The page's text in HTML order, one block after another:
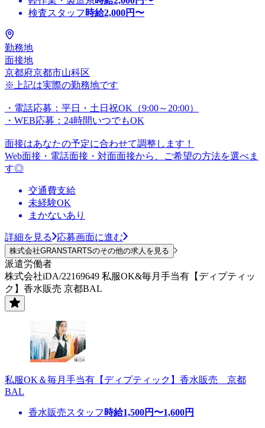
検査スタッフ 時給2,000円〜
勤務地
面接地
京都府京都市山科区
※上記は実際の勤務地です
・電話応募：平日・土日祝OK（9:00～20:00）
・WEB応募：24時間いつでもOK
面接はあなたの予定に合わせて調整します！
Web面接・電話面接・対面面接から、ご希望の方法を選べま
す◎
交通費支給
未経験OK
まかないあり
詳細を見る 応募画面に進む
株式会社GRANSTARTSのその他の求人を見る
派遣労働者
株式会社iDA/22169649 私服OK&毎月手当有【ディプティッ
ク】香水販売 京都BAL
私服OK＆毎月手当有【ディプティック】香水販売 京都
BAL
香水販売スタッフ 時給1,500円〜1,600円